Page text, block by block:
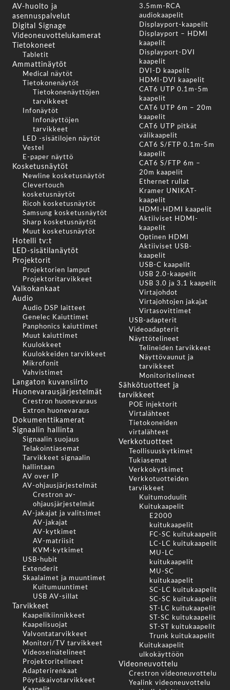
AV-huolto ja
asennuspalvelut
Digital Signage
Videoneuvottelukamerat
Tietokoneet
Tabletit
Ammattinäytöt
Medical näytöt
Tietokonenäytöt
Tietokonenäyttöjen
tarvikkeet
Infonäytöt
Infonäyttöjen
tarvikkeet
LED -sisätilojen näytöt
Vestel
E-paper näyttö
Kosketusnäytöt
Newline kosketusnäytöt
Clevertouch
kosketusnäytöt
Ricoh kosketusnäytöt
Samsung kosketusnäytöt
Sharp kosketusnäytöt
Muut kosketusnäytöt
Hotelli tv:t
LED-sisätilanäytöt
Projektorit
Projektorien lamput
Projektoritarvikkeet
Valkokankaat
Audio
Audio DSP laitteet
Genelec Kaiuttimet
Panphonics kaiuttimet
Muut kaiuttimet
Kuulokkeet
Kuulokkeiden tarvikkeet
Mikrofonit
Vahvistimet
Langaton kuvansiirto
Huonevarausjärjestelmät
Crestron huonevaraus
Extron huonevaraus
Dokumenttikamerat
Signaalin hallinta
Signaalin suojaus
Telakointiasemat
Tarvikkeet signaalin
hallintaan
AV over IP
AV-ohjausjärjestelmät
Crestron av-
ohjausjärjestelmät
AV-jakajat ja valitsimet
AV-jakajat
AV-kytkimet
AV-matriisit
KVM-kytkimet
USB-hubit
Extenderit
Skaalaimet ja muuntimet
Kuitumuuntimet
USB AV-sillat
Tarvikkeet
Kaapelikiinnikkeet
Kaapelisuojat
Valvontatarvikkeet
Monitori/TV tarvikkeet
Videoseinätelineet
Projektoritelineet
Adapterirenkaat
Pöytäkaivotarvikkeet
3.5mm-RCA
audiokaapelit
Displayport-kaapelit
Displayport – HDMI
kaapelit
Displayport-DVI
kaapelit
DVI-D kaapelit
HDMI-DVI kaapelit
CAT6 UTP 0.1m-5m
kaapelit
CAT6 UTP 6m – 20m
kaapelit
CAT6 UTP pitkät
välikaapelit
CAT6 S/FTP 0.1m-5m
kaapelit
CAT6 S/FTP 6m –
20m kaapelit
Ethernet rullat
Kramer UNIKAT-
kaapelit
HDMI-HDMI kaapelit
Aktiiviset HDMI-
kaapelit
Optinen HDMI
Aktiiviset USB-
kaapelit
USB-C kaapelit
USB 2.0-kaapelit
USB 3.0 ja 3.1 kaapelit
Virtajohdot
Virtajohtojen jakajat
Virtasovittimet
USB-adapterit
Videoadapterit
Näyttötelineet
Telineiden tarvikkeet
Näyttövaunut ja
tarvikkeet
Monitoritelineet
Sähkötuotteet ja
tarvikkeet
POE injektorit
Virtalähteet
Tietokoneiden
virtalähteet
Verkkotuotteet
Teollisuuskytkimet
Tukiasemat
Verkkokytkimet
Verkkotuotteiden
tarvikkeet
Kuitumoduulit
Kuitukaapelit
E2000
kuitukaapelit
FC-SC kuitukaapelit
LC-LC kuitukaapelit
MU-LC
kuitukaapelit
MU-SC
kuitukaapelit
SC-LC kuitukaapelit
SC-SC kuitukaapelit
ST-LC kuitukaapelit
ST-SC kuitukaapelit
ST-ST kuitukaapelit
Trunk kuitukaapelit
Kuitukaapelit
ulkokäyttöön
Videoneuvottelu
Crestron videoneuvottelu
Yealink videoneuvottelu